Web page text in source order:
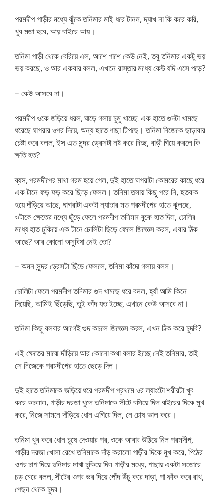
পরমদীপ গাড়ীর মধ্যে ঝুঁকে তনিমার মাই ধরে টানল, দ্যাখ না কি করে করি,
খুব মজা হবে, আয় বাইরে আয়।
তনিমা গাড়ী থেকে বেরিয়ে এল, আশে পাশে কেউ নেই, তবু তনিমার একটু ভয়
ভয় করছে, ও আর একবার বলল, এখানে রাস্তার মধ্যে কেউ যদি এসে পড়ে?
– কেউ আসবে না।
পরমদীপ ওকে জড়িয়ে ধরল, ঘাড়ে গলায় চুমু খাচ্ছে, এক হাতে গুদটা খামছে
ধরেছে ঘাগরার ওপর দিয়ে, অন্য হাতে পাছা টিপছে। তনিমা নিজেকে ছাড়াবার
চেষ্টা করে বলল, ইস এত সুন্দর ড্রেসটা নষ্ট করে দিচ্ছ, বাড়ী গিয়ে করলে কি
ক্ষতি হত?
ব্যস, পরমদীপের মাথা গরম হয়ে গেল, দুই হাতে ঘাগরাটা কোমরের কাছে ধরে
এক টানে ফড় ফড় করে ছিড়ে ফেলল। তনিমা তলায় কিছু পরে নি, হতবাক
হয়ে দাঁড়িয়ে আছে, ঘাগরাটা একটা ন্যাতার মত পরমদীপের হাতে ঝুলছে,
ওটাকে ক্ষেতের মধ্যে ছুঁড়ে ফেলে পরমদীপ তনিমার বুকে হাত দিল, চোলির
মধ্যে হাত ঢুকিয়ে এক টানে চোলিটা ছিড়ে ফেলে জিজ্ঞেস করল, এবার ঠিক
আছে? আর কোনো অসুবিধা নেই তো?
– অমন সুন্দর ড্রেসটা ছিঁড়ে ফেললে, তনিমা কাঁদো গলায় বলল।
চোলিটা ফেলে পরমদীপ তনিমার গুদ খামছে ধরে বলল, হ্যাঁ আমি কিনে
দিয়েছি, আমিই ছিঁড়েছি, তুই কাঁদ যত ইচ্ছে, এখানে কেউ আসবে না।
তনিমা কিছু বলবার আগেই গুদ কচলে জিজ্ঞেস করল, এখন ঠিক করে চুদবি?
এই ক্ষেতের মাঝে দাঁড়িয়ে আর কোনো কথা বলার ইচ্ছে নেই তনিমার, তাই
সে নিজেকে পরমদীপের হাতে ছেড়ে দিল।
দুই হাতে তনিমাকে জড়িয়ে ধরে পরমদীপ প্রথমে ওর ল্যাংটো শরীরটা খুব
করে কচলাল, গাড়ীর দরজা খুলে তনিমাকে সীটে বসিয়ে দিল বাইরের দিকে মুখ
করে, নিজে সামনে দাঁড়িয়ে ধোন এগিয়ে দিল, নে চোষ ভাল করে।
তনিমা খুব করে ধোন চুষে দেওয়ার পর, ওকে আবার উঠিয়ে নিল পরমদীপ,
গাড়ীর দরজা খোলা রেখে তনিমাকে দাঁড় করালো গাড়ীর দিকে মুখ করে, পিঠের
ওপর চাপ দিয়ে তনিমার মাথা ঢুকিয়ে দিল গাড়ীর মধ্যে, পাছায় একটা সজোরে
চড় মেরে বলল, সীটের ওপর ভর দিয়ে পোঁদ উঁচু করে দাড়া, পা ফাঁক করে রাখ,
পেছন থেকে চুদব।